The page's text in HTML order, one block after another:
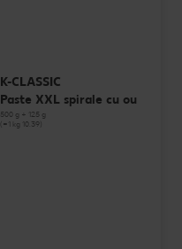
K-CLASSIC
Paste XXL spirale cu ou
500 g + 125 g
(=1 kg 10.39)